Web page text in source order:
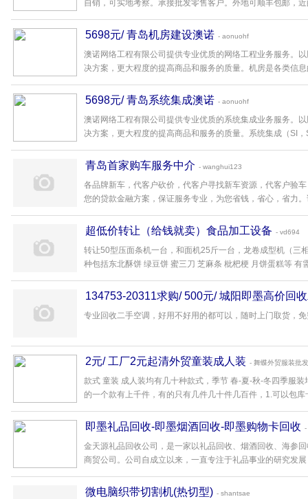
自销，可实地考察。承接批发零售客户。外地可顺丰包邮，
5698元/ 青岛机房建设澳诺 - aonuohf
澳诺网络工程有限公司提供专业优质的网络工程业务服务。
决方案，更大程度的提高商品和服务的质量。机房是各类信
5698元/ 青岛系统集成澳诺 - aonuohf
澳诺网络工程有限公司提供专业优质的系统集成业务服务。
决方案，更大程度的提高商品和服务的质量。系统集成（SI
青岛首家购车服务中介 - wanghui123
各品牌新车，代客户砍价，代客户寻找新车资源，代客户验
您的贷款金融方案，保证服务专业，为您省钱，省心，省力
超低价转让（给钱就卖）食品加工设备 - vd694
转让50型压面条机一台，和面机25斤一台，龙卷成型机（三
种包括东北酥饼 绿豆饼 蜜三刀 芝麻条 枇杷梗 月饼蛋糕等 有
134753-20311求购/ 500元/ 城阳即墨高价回
专业回收二手空调，好用不好用的都可以，随时上门取货，
2元/ 工厂2元起清外贸童装成人装 - 舞蝶外贸服装批发
款式 童装 成人装均有几十种款式，季节 春-夏-秋-冬四季服
的一个款有上千件，有的只有几件几十件几百件，1.可以包库
即墨礼品回收-即墨烟酒回收-即墨购物卡回收 -
金天源礼品回收公司，是一家以礼品回收、烟酒回收、海参
商贸公司。公司自成立以来，一直专注于礼品事业的研究发
微电脑织带切割机(热切型) - shantsae